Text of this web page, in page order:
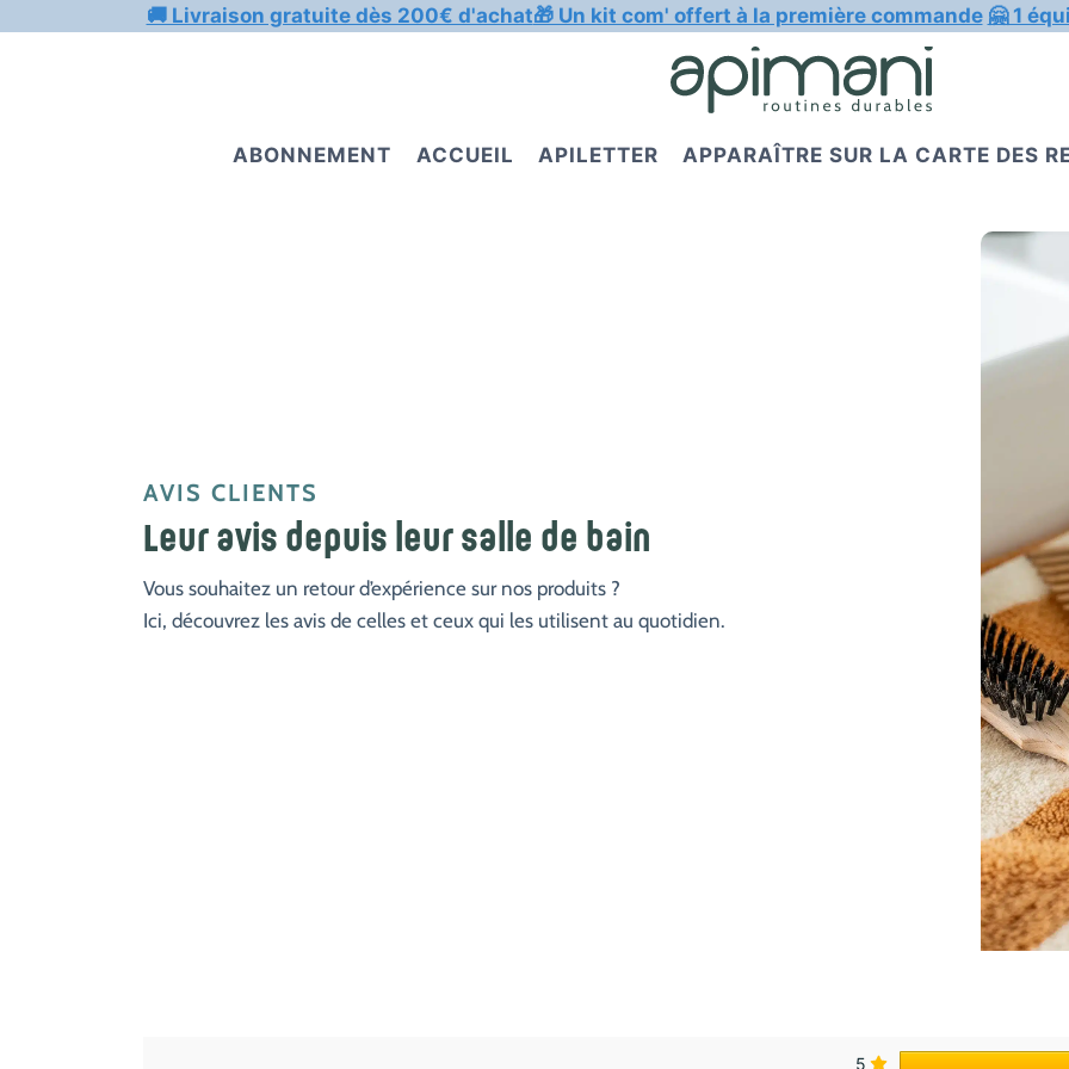
🚚 Livraison gratuite dès 200€ d'achat🎁 Un kit com' offert à la première commande 🤗 1
ABONNEMENT ACCUEIL APILETTER APPARAÎTRE SUR LA CARTE DES
AVIS CLIENTS
Leur avis depuis leur salle de bain
Vous souhaitez un retour d’expérience sur nos produits ?
Ici, découvrez les avis de celles et ceux qui les utilisent au quotidien.
5